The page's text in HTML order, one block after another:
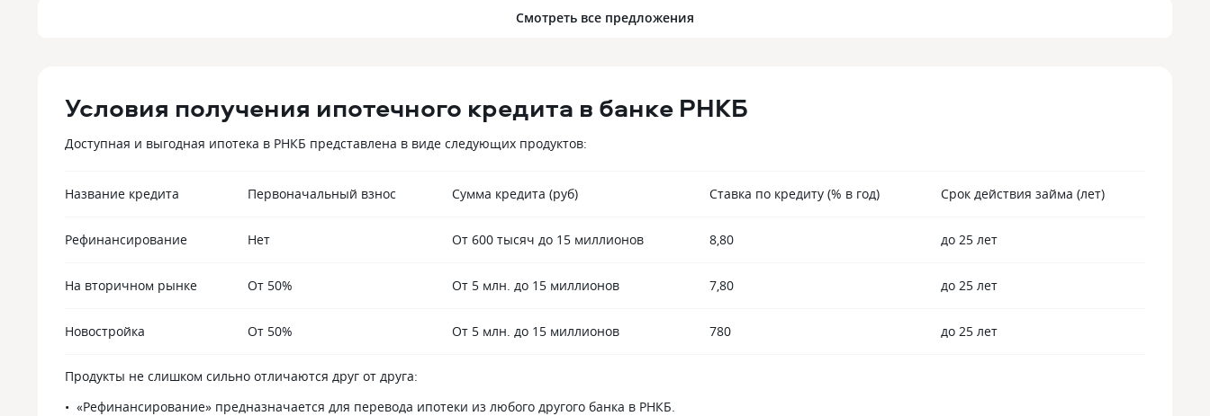
Смотреть все предложения
Условия получения ипотечного кредита в банке РНКБ
Доступная и выгодная ипотека в РНКБ представлена в виде следующих продуктов:
Название кредита Первоначальный взнос Сумма кредита (руб) Ставка по кредиту (% в год) Срок действия займа (лет)
Рефинансирование Нет От 600 тысяч до 15 миллионов 8,80 до 25 лет
На вторичном рынке От 50% От 5 млн. до 15 миллионов 7,80 до 25 лет
Новостройка От 50% От 5 млн. до 15 миллионов 780 до 25 лет
Продукты не слишком сильно отличаются друг от друга:
«Рефинансирование» предназначается для перевода ипотеки из любого другого банка в РНКБ.